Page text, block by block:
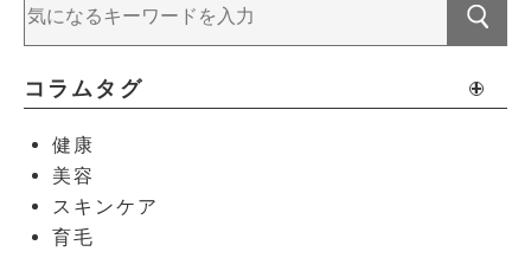
コラムタグ
健康
美容
スキンケア
育毛